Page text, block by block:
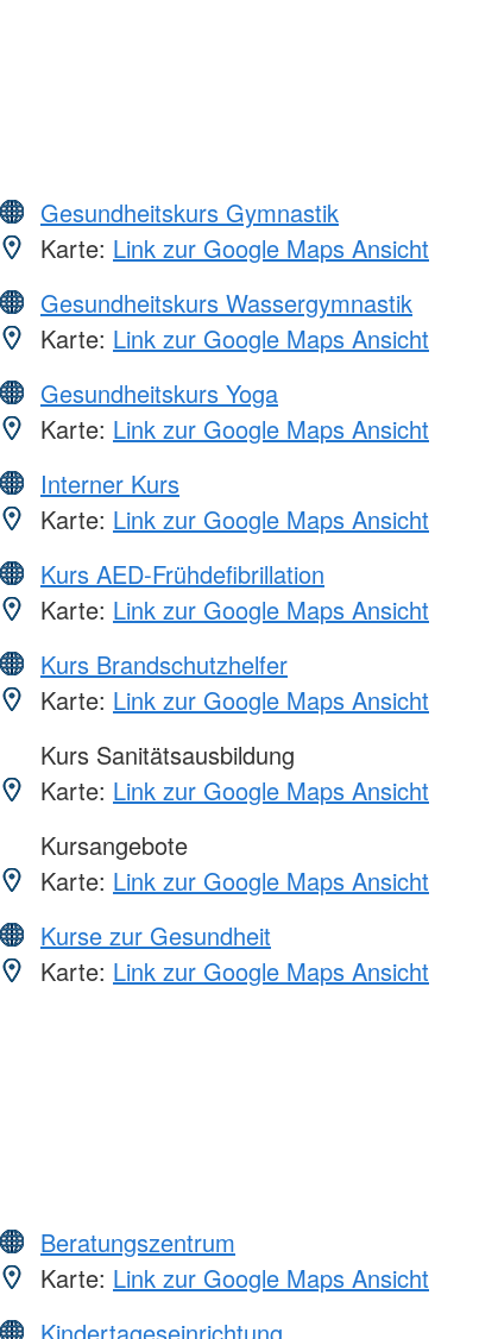
Gesundheitskurs Gymnastik
Karte: Link zur Google Maps Ansicht
Gesundheitskurs Wassergymnastik
Karte: Link zur Google Maps Ansicht
Gesundheitskurs Yoga
Karte: Link zur Google Maps Ansicht
Interner Kurs
Karte: Link zur Google Maps Ansicht
Kurs AED-Frühdefibrillation
Karte: Link zur Google Maps Ansicht
Kurs Brandschutzhelfer
Karte: Link zur Google Maps Ansicht
Kurs Sanitätsausbildung
Karte: Link zur Google Maps Ansicht
Kursangebote
Karte: Link zur Google Maps Ansicht
Kurse zur Gesundheit
Karte: Link zur Google Maps Ansicht
Beratungszentrum
Karte: Link zur Google Maps Ansicht